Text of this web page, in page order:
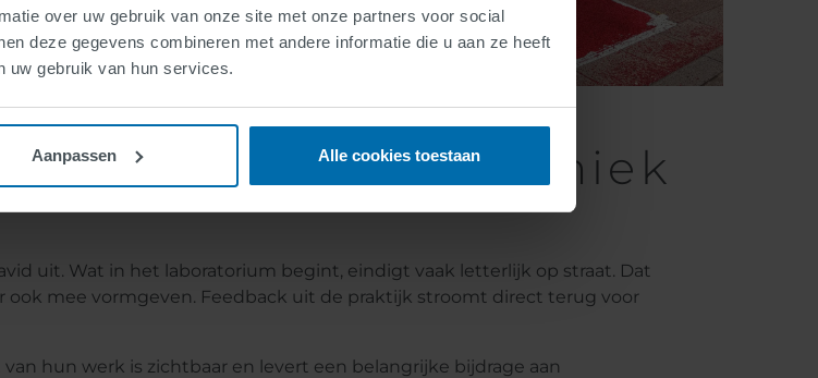
over uw gebruik van onze site met onze partners voor social
deze gegevens combineren met andere informatie die u aan ze heeft
uw gebruik van hun services.
Aanpassen Alle cookies toestaan
straat: Waar techniek
uit. Wat in het laboratorium begint, eindigt vaak letterlijk op straat. Dat
mee vormgeven. Feedback uit de praktijk stroomt direct terug voor
hun werk is zichtbaar en levert een belangrijke bijdrage aan